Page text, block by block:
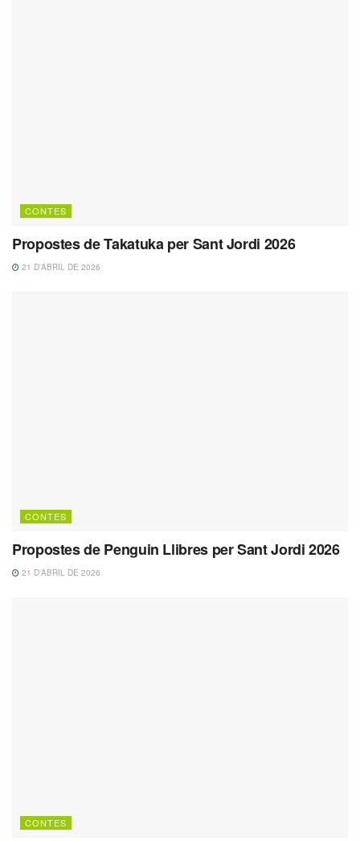
CONTES
Propostes de Takatuka per Sant Jordi 2026
21 D'ABRIL DE 2026
CONTES
Propostes de Penguin Llibres per Sant Jordi 2026
21 D'ABRIL DE 2026
CONTES